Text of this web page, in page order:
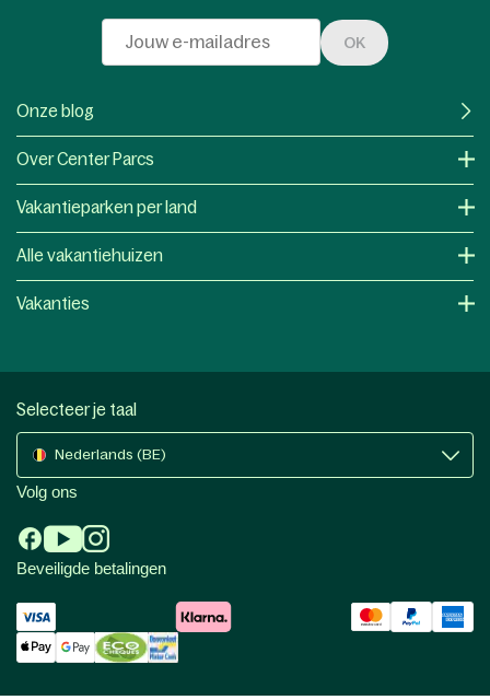
OK
Onze blog
Over Center Parcs
Vakantieparken per land
Alle vakantiehuizen
Vakanties
Selecteer je taal
Nederlands (BE)
Volg ons
Beveiligde betalingen